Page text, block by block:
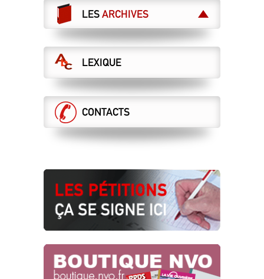
LES MAÎTRISES ET CADRES
MANIFESTENT POUR LE SERVICE
PUBLIC !
28 mai : manifestation nationale à Paris
07.05.2024
RÉTABLIR LA VÉRITÉ… SANS
RÉÉCRIRE L’HISTOIRE !
Cessation progressive d'activité
26.04.2024
Tract n°2 de la campagne salaire
SNCF RÉSEAU : SOUS-TRAITANCE DE
L’ÉTHIQUE, TACTIQUE
SYSTÉMATIQUE !
Risques psycho-sociaux
CPA : LA CGT BOUSCULE LE
PATRONAT FERROVIAIRE !
CPA ferroviaire
LESARCHIVES
LEXIQUE
CONTACTS